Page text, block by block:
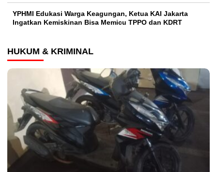
YPHMI Edukasi Warga Keagungan, Ketua KAI Jakarta
Ingatkan Kemiskinan Bisa Memicu TPPO dan KDRT
HUKUM & KRIMINAL